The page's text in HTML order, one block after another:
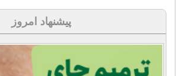
پیشنهاد امروز